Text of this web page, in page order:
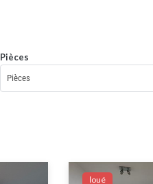
Pièces
Ιoué